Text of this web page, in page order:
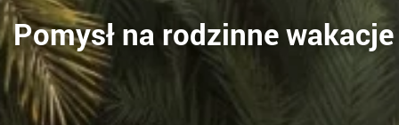
Pomysł na rodzinne wakacje